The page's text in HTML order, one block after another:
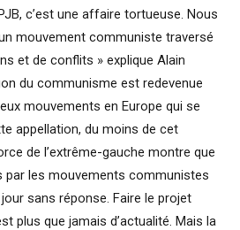
c’est une affaire tortueuse. Nous
mouvement communiste traversé
et de conflits » explique Alain
du communisme est redevenue
mouvements en Europe qui se
appellation, du moins de cet
de l’extrême-gauche montre que
par les mouvements communistes
sans réponse. Faire le projet
plus que jamais d’actualité. Mais la